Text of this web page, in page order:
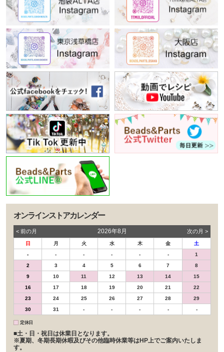
オンラインストアカレンダー
< 前の⽉ 2026年8月 次の⽉ >
日 月 火 水 木 金
土
-
- - - - -
1
2
3 4 5 6 7
8
9
10 11 12 13 14
15
16
17 18 19 20 21
22
23
24 25 26 27 28
29
30
31 - - - - -
定休日
■土・日・祝日は休業日となります。
※夏期、冬期長期休暇及びその他臨時休業等はHP上でご案内いたしま
す。